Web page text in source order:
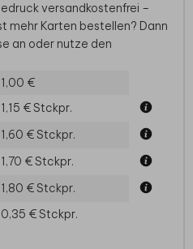
versandkostenfrei –
mehr Karten bestellen? Dann
an oder nutze den
€
€Stckpr.
€Stckpr.
€Stckpr.
€Stckpr.
€Stckpr.